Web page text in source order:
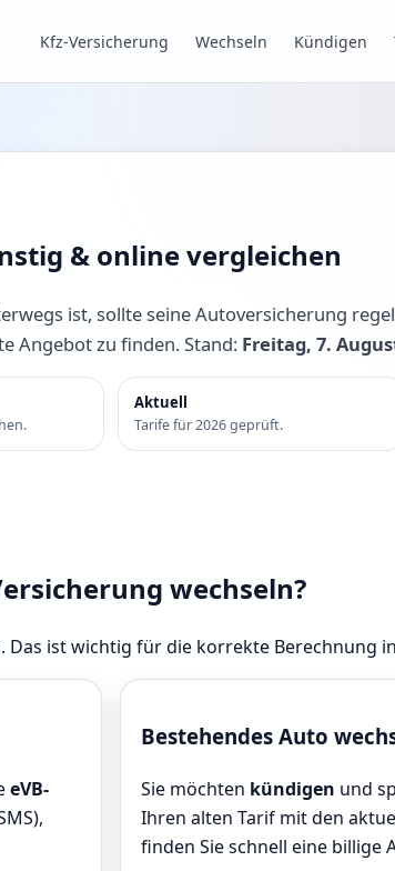
Kfz-Versicherung Wechseln Kündigen
& online vergleichen
ist, sollte seine Autoversicherung
Angebot zu finden. Stand: Freitag, 7.
Aktuell
Tarife für 2026 geprüft.
wechseln?
ist wichtig für die korrekte Berechnung
eVB-
Bestehendes Auto
Sie möchten kündigen und
Ihren alten Tarif mit den
finden Sie schnell eine billige